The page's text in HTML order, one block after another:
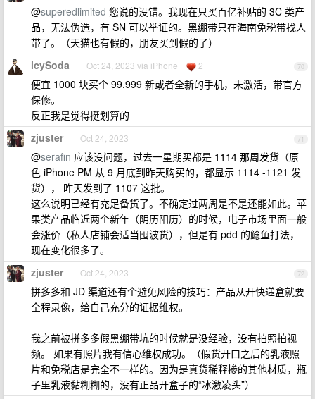
@superedlimited 您说的没错。我现在只买百亿补贴的 3C 类产
品，无法伪造，有 SN 可以举证的。黑绷带只在海南免税带找人
带了。（天猫也有假的，朋友买到假的了）
70
icySoda Oct 24, 2023 via iPhone 2
便宜 1000 块买个 99.999 新或者全新的手机，未激活，带官方
保修。
反正我是觉得挺划算的
71
zjuster Oct 24, 2023
@serafin 应该没问题，过去一星期买都是 1114 那周发货（原
色 iPhone PM 从 9 月底到昨天购买的，都显示 1114 -1121 发
货）， 昨天发到了 1107 这批。
这么说明已经有充足备货了。不确定过两周是不是还能如此。苹
果类产品临近两个新年（阴历阳历）的时候，电子市场里面一般
会涨价（私人店铺会适当囤波货），但是有 pdd 的鲶鱼打法，
现在变化很多了。
72
zjuster Oct 24, 2023
拼多多和 JD 渠道还有个避免风险的技巧：产品从开快递盒就要
全程录像，给自己充分的证据维权。
我之前被拼多多假黑绷带坑的时候就是没经验，没有拍照拍视
频。 如果有照片我有信心维权成功。（假货开口之后的乳液照
片和免税店是完全不一样的。因为是真货稀释掺的其他材质，瓶
子里乳液黏糊糊的，没有正品开盒子的“冰激凌头”）